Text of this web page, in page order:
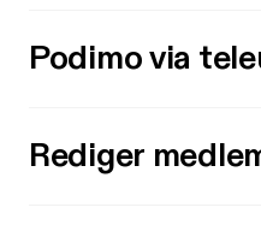
Podimo via
Rediger